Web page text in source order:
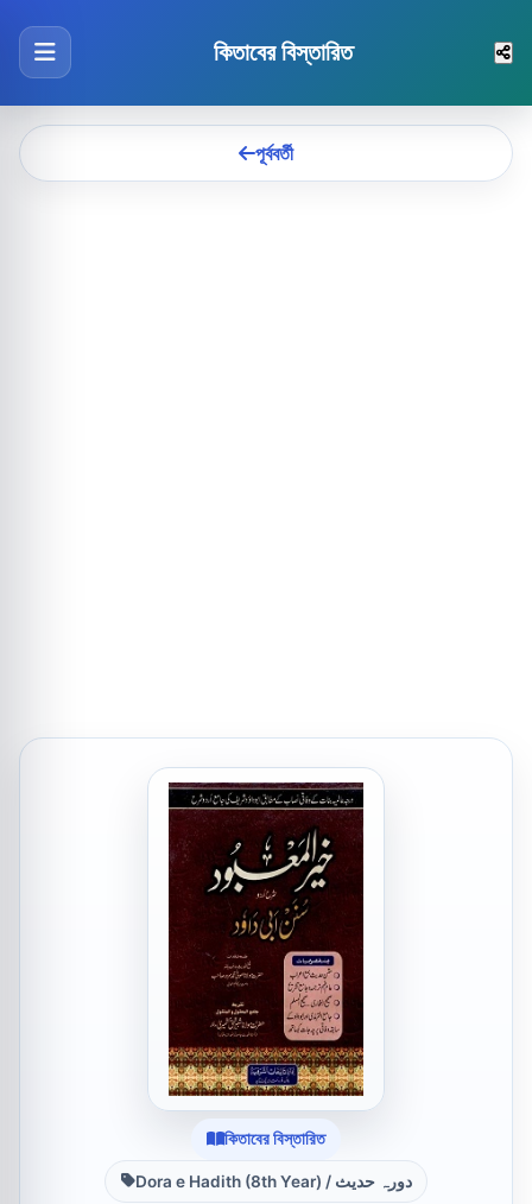
কিতাবের বিস্তারিত
পূর্ববর্তী
কিতাবের বিস্তারিত
Dora e Hadith (8th Year) / دورہ حدیث